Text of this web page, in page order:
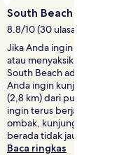
South Beach
8.8/10 (30 ulasan)
Jika Anda ingin
atau menyaksikan matahari
South Beach adalah spot
Anda ingin kunjungi, yang
(2,8 km) dari pusat Sunny
ingin terus berjalan kaki
ombak, kunjungi Klub Pantai
berada tidak jauh.
Baca ringkas